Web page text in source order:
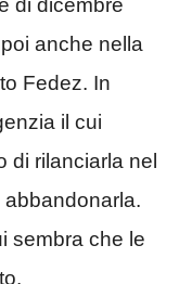
di dicembre
anche nella
Fedez. In
il cui
di rilanciarla nel
sembra che le